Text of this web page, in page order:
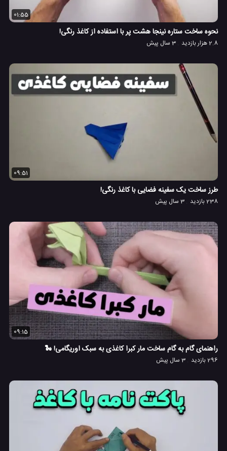
01:55
نحوه ساخت ستاره نینجا هشت پر با استفاده از کاغذ رنگی!
2.8 هزار بازدید 3 سال پیش
09:51
طرز ساخت یک سفینه فضایی با کاغذ رنگی!
238 بازدید 3 سال پیش
09:15
راهنمای گام به گام ساخت مار کبرا کاغذی به سبک اوریگامی! 🐍
296 بازدید 3 سال پیش